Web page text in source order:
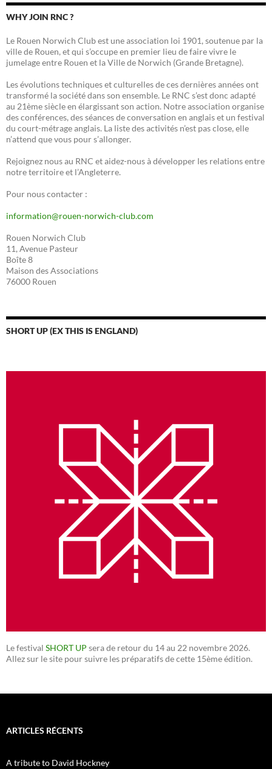
WHY JOIN RNC ?
Le Rouen Norwich Club est une association loi 1901, soutenue par la
ville de Rouen, et qui s’occupe en premier lieu de faire vivre le
jumelage entre Rouen et la Ville de Norwich (Grande Bretagne).
Les évolutions techniques et culturelles de ces dernières années ont
transformé la société dans son ensemble. Le RNC s’est donc adapté
au 21ème siècle en élargissant son action. Notre association organise
des conférences, des séances de conversation en anglais et un festival
du court-métrage anglais. La liste des activités n’est pas close, elle
n’attend que vous pour s’allonger.
Rejoignez nous au RNC et aidez-nous à développer les relations entre
notre territoire et l’Angleterre.
Pour nous contacter :
information@rouen-norwich-club.com
Rouen Norwich Club
11, Avenue Pasteur
Boîte 8
Maison des Associations
76000 Rouen
SHORT UP (EX THIS IS ENGLAND)
Le festival SHORT UP sera de retour du 14 au 22 novembre 2026.
Allez sur le site pour suivre les préparatifs de cette 15ème édition.
ARTICLES RÉCENTS
A tribute to David Hockney